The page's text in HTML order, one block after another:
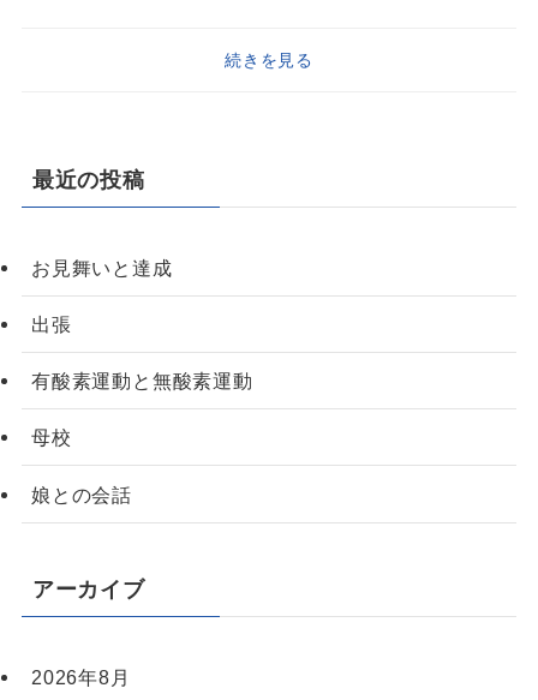
続きを見る
最近の投稿
お見舞いと達成
出張
有酸素運動と無酸素運動
母校
娘との会話
アーカイブ
2026年8月